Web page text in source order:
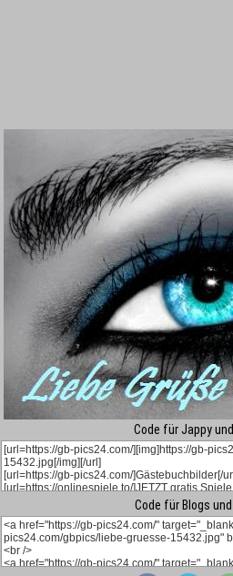
Code für Jappy und
Code für Blogs und